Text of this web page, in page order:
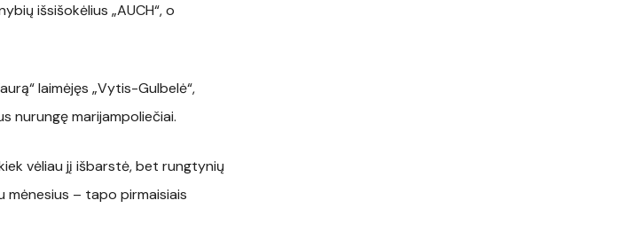
išsišokėlius „AUCH“, o
laimėjęs „Vytis-Gulbelė“,
nurungę marijampoliečiai.
vėliau jį išbarstė, bet rungtynių
mėnesius – tapo pirmaisiais